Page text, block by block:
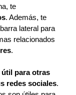
te
. Además, te
lateral para
relacionados
.
útil para otras
redes sociales.